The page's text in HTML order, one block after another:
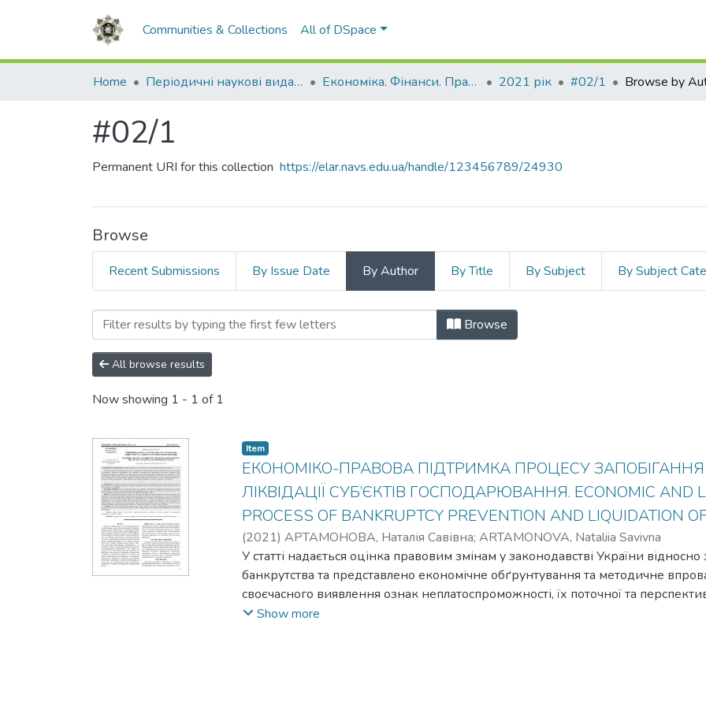
Communities & Collections All of DSpace
Home Періодичні наукові видання НАВС Економіка. Фінанси. Право. 2021 рік #02/1 Browse by
#02/1
Permanent URI for this collection https://elar.navs.edu.ua/handle/123456789/24930
Browse
Recent Submissions By Issue Date By Author By Title By Subject By Subject
Browsing #02/1 by Author "АРТАМОНОВА, Наталія Савівна"
Browse
All browse results
Now showing 1 - 1 of 1
Item
ЕКОНОМІКО-ПРАВОВА ПІДТРИМКА ПРОЦЕСУ
ЛІКВІДАЦІЇ СУБ’ЄКТІВ ГОСПОДАРЮВАННЯ. ECONOMIC AND
PROCESS OF BANKRUPTCY PREVENTION AND LIQUIDATION
(2021) АРТАМОНОВА, Наталія Савівна; ARTAMONOVA, Nataliia Savivna
У статті надається оцінка правовим змінам у законодавстві України
банкрутства та представлено економічне обґрунтування та методичне
своєчасного виявлення ознак неплатоспроможності, їх поточної та
банкрутству та ліквідації суб’єктів господарювання. Наведено дані
indicators of the country's economic development is the level of growth in the
Show more